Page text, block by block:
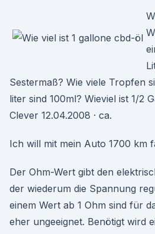
Sestermaß? Wie viele Tropfen
liter sind 100ml? Wieviel ist 1/2
Clever 12.04.2008 · ca.
Ich will mit mein Auto 1700 km
Der Ohm-Wert gibt den
der wiederum die Spannung
einem Wert ab 1 Ohm sind für
eher ungeeignet. Benötigt wird